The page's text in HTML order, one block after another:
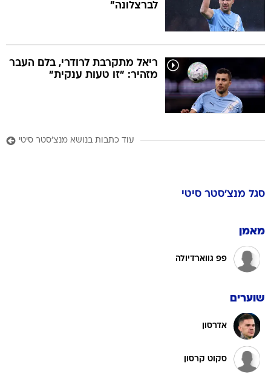
לברצלונה"
ריאל מתקרבת לרודרי, בלם העבר
מזהיר: "זו טעות ענקית"
עוד כתבות בנושא מנצ'סטר סיטי
סגל מנצ'סטר סיטי
מאמן
פפ גווארדיולה
שוערים
אדרסון
סקוט קרסון